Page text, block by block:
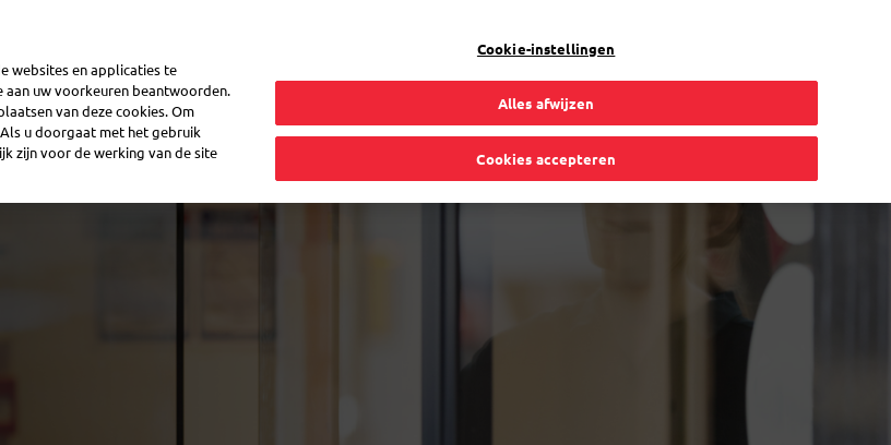
Particulier
doorsturen Veelgestelde vragen eShop
websites en applicaties te
uw voorkeuren beantwoorden.
van deze cookies. Om
u doorgaat met het gebruik
zijn voor de werking van de site
Cookie-instellingen
Alles afwijzen
Cookies accepteren